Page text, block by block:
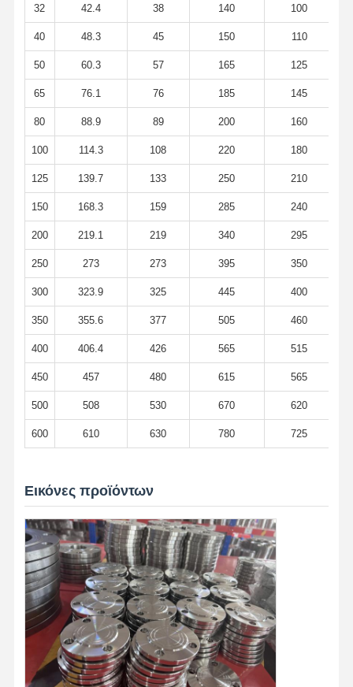
Χωρίς συγκόλληση σωλήνες ανοξείδωτου
Υγειονομικές τοποθετήσεις σωληνώσεων ανοξείδωτου
ΣΩΛΉΝΑΣ BA
Φύλλο σπειρών ανοξείδωτου
32 42.4 38 140 100
40 48.3 45 150 110
50 60.3 57 165 125
65 76.1 76 185 145
80 88.9 89 200 160
100 114.3 108 220 180
125 139.7 133 250 210
150 168.3 159 285 240
200 219.1 219 340 295
250 273 273 395 350
300 323.9 325 445 400
350 355.6 377 505 460
400 406.4 426 565 515
450 457 480 615 565
500 508 530 670 620
600 610 630 780 725
Εικόνες προϊόντων